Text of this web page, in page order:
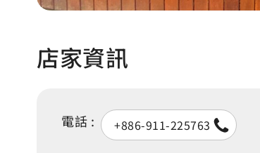
店家資訊
電話 : +886-911-225763